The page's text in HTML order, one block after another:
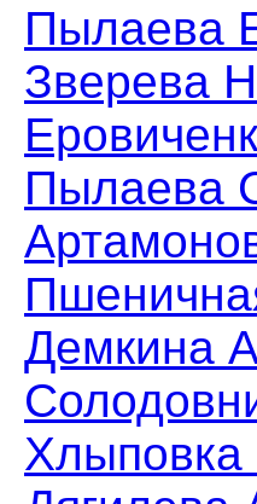
Пылаева
Зверева
Пылаева
Демкина